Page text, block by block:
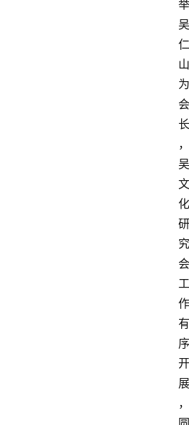
举
吴
仁
山
为
会
长
，
吴
文
化
研
究
会
工
作
有
序
开
展
，